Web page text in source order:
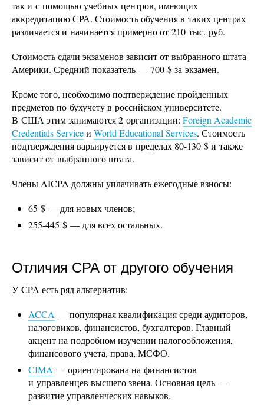
так и с помощью учебных центров, имеющих
аккредитацию СРА. Стоимость обучения в таких центрах
различается и начинается примерно от 210 тыс. руб.
Стоимость сдачи экзаменов зависит от выбранного штата
Америки. Средний показатель — 700 $ за экзамен.
Кроме того, необходимо подтверждение пройденных
предметов по бухучету в российском университете.
В США этим занимаются 2 организации: Foreign Academic
Credentials Serviceи World Educational Services. Стоимость
подтверждения варьируется в пределах 80-130 $ и также
зависит от выбранного штата.
Члены AICPA должны уплачивать ежегодные взносы:
65 $ — для новых членов;
255-445 $ — для всех остальных.
Отличия CPA от другого обучения
У CPA есть ряд альтернатив:
ACCA — популярная квалификация среди аудиторов,
налоговиков, финансистов, бухгалтеров. Главный
акцент на подробном изучении налогообложения,
финансового учета, права, МСФО.
CIMA — ориентирована на финансистов
и управленцев высшего звена. Основная цель —
развитие управленческих навыков.